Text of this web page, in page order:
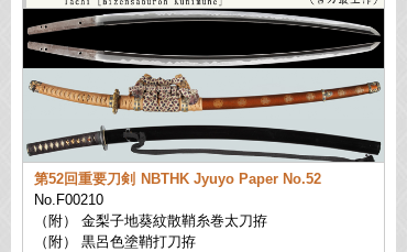
第52回重要刀剣 NBTHK Jyuyo Paper No.52
No.F00210
（附） 金梨子地葵紋散鞘糸巻太刀拵
（附） 黒呂色塗鞘打刀拵